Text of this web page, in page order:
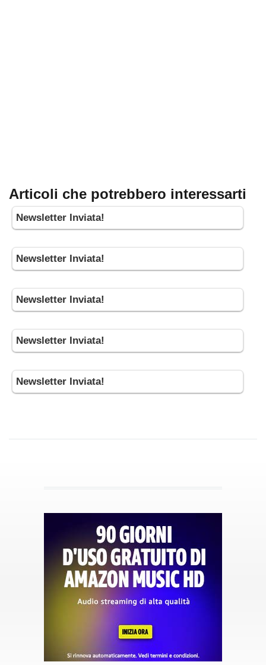
Articoli che potrebbero interessarti
Newsletter Inviata!
Newsletter Inviata!
Newsletter Inviata!
Newsletter Inviata!
Newsletter Inviata!